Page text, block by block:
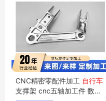
CNC精密零配件加工 自行车
支撑架 cnc五轴加工件 数控